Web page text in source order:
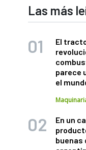
Las más
El
parece
el
En un
buenas